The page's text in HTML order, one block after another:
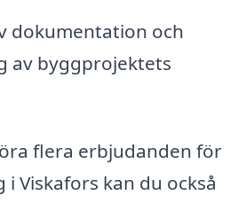
dokumentation och
av byggprojektets
flera erbjudanden för
Viskafors kan du också